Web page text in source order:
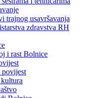
trajnog usavršavanja
zdravstva RH
i rast Bolnice